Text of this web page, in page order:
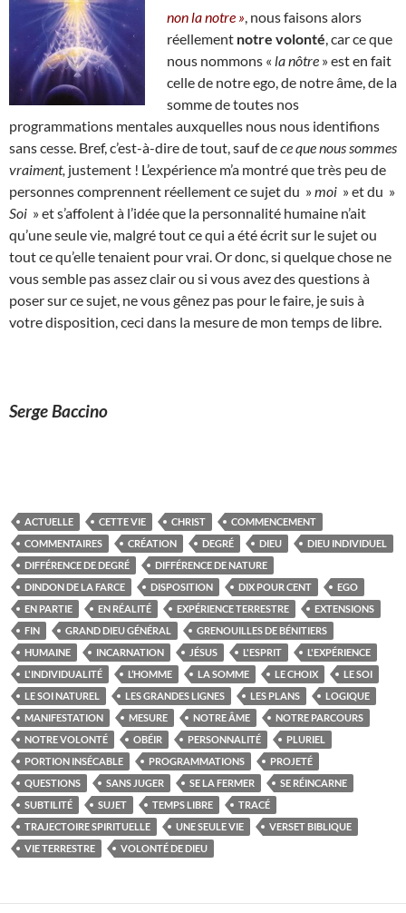
non la notre » , nous faisons alors
réellement notre volonté , car ce que
nous nommons « la nôtre » est en fait
celle de notre ego, de notre âme, de la
somme de toutes nos
programmations mentales auxquelles nous nous identifions
sans cesse. Bref, c’est-à-dire de tout, sauf dece que nous sommes
vraiment, justement ! L’expérience m’a montré que très peu de
personnes comprennent réellement ce sujet du »moi » et du »
Soi » et s’affolent à l’idée que la personnalité humaine n’ait
qu’une seule vie, malgré tout ce qui a été écrit sur le sujet ou
tout ce qu’elle tenaient pour vrai. Or donc, si quelque chose ne
vous semble pas assez clair ou si vous avez des questions à
poser sur ce sujet, ne vous gênez pas pour le faire, je suis à
votre disposition, ceci dans la mesure de mon temps de libre.
Serge Baccino
ACTUELLE CETTE VIE CHRIST
COMMENCEMENT
COMMENTAIRES
CRÉATION DEGRÉ DIEU
DIEU INDIVIDUEL
DIFFÉRENCE DE DEGRÉ
DIFFÉRENCE DE NATURE
DINDON DE LA FARCE
DISPOSITION DIX POUR CENT
EGO
EN PARTIE
EN RÉALITÉ EXPÉRIENCE TERRESTRE
EXTENSIONS
FIN
GRAND DIEU GÉNÉRAL
GRENOUILLES DE BÉNITIERS
HUMAINE
INCARNATION JÉSUS L'ESPRIT
L'EXPÉRIENCE
L'INDIVIDUALITÉ
L’HOMME LA SOMME LE CHOIX
LE SOI
LE SOI NATUREL
LES GRANDES LIGNES LES PLANS
LOGIQUE
MANIFESTATION
MESURE NOTRE ÂME
NOTRE PARCOURS
NOTRE VOLONTÉ
OBÉIR PERSONNALITÉ
PLURIEL
PORTION INSÉCABLE
PROGRAMMATIONS
PROJETÉ
QUESTIONS
SANS JUGER SE LA FERMER
SE RÉINCARNE
SUBTILITÉ
SUJET TEMPS LIBRE
TRACÉ
TRAJECTOIRE SPIRITUELLE
UNE SEULE VIE
VERSET BIBLIQUE
VIE TERRESTRE
VOLONTÉ DE DIEU